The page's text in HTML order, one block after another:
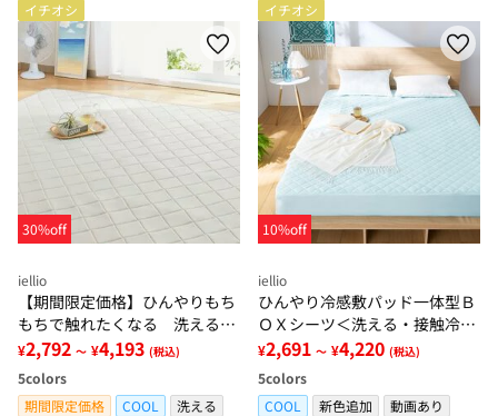
イチオシ
30%off
iellio
【期間限定価格】ひんやりもち
もちで触れたくなる 洗えるラ
グ＜低反発・滑りにくい・接触
冷感・防ダニ・カーペット＞
¥2,792 ～ ¥4,193 (税込)
5colors
期間限定価格
COOL
洗える
イチオシ
10%off
iellio
ひんやり冷感敷パッド一体型Ｂ
ＯＸシーツ＜洗える・接触冷
感・抗菌防臭・時短・家事楽・
ボックスシーツ・寝苦しさ対策
＞
¥2,691 ～ ¥4,220 (税込)
5colors
COOL
新色追加
動画あり